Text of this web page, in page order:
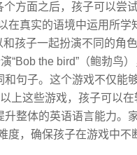
方面之后，孩子可以尝
在真实的语境中运用所学
和孩子一起扮演不同的角
“Bob the bird”（鲍勃鸟
句子。这个游戏不仅能
上这些游戏，孩子可以
整体的英语语言能力。
，确保孩子在游戏中不